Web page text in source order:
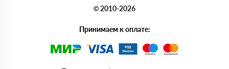
© 2010-2026
Принимаем к оплате: